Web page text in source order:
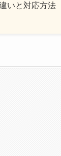
いと対応方法